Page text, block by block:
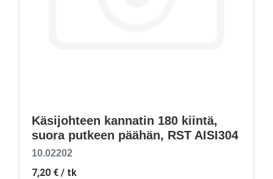
Käsijohteen kannatin 180 kiintä,
suora putkeen päähän, RST AISI304
10.02202
7,20 € / tk